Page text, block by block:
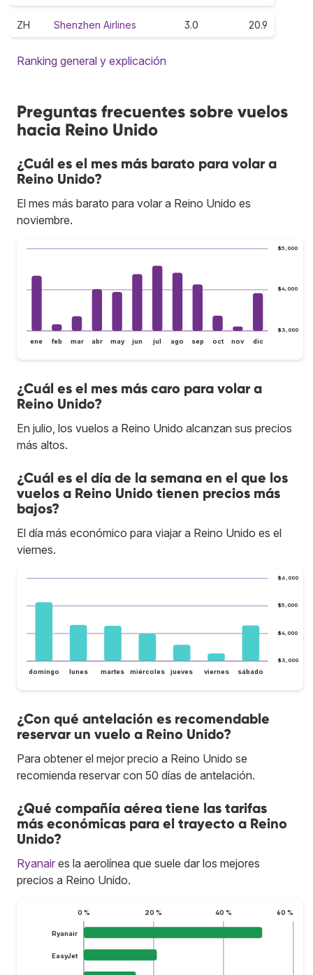
ZH Shenzhen Airlines 3.0 20.9
Ranking general y explicación
Preguntas frecuentes sobre vuelos
hacia Reino Unido
¿Cuál es el mes más barato para volar a
Reino Unido?
El mes más barato para volar a Reino Unido es
noviembre.
$3,000
$4,000
$5,000
ene feb mar abr may jun jul ago sep oct nov dic
¿Cuál es el mes más caro para volar a
Reino Unido?
En julio, los vuelos a Reino Unido alcanzan sus precios
más altos.
¿Cuál es el día de la semana en el que los
vuelos a Reino Unido tienen precios más
bajos?
El día más económico para viajar a Reino Unido es el
viernes.
$3,000
$4,000
$5,000
$6,000
domingo lunes martes miércoles jueves viernes sábado
¿Con qué antelación es recomendable
reservar un vuelo a Reino Unido?
Para obtener el mejor precio a Reino Unido se
recomienda reservar con 50 días de antelación.
¿Qué compañía aérea tiene las tarifas
más económicas para el trayecto a Reino
Unido?
Ryanair es la aerolínea que suele dar los mejores
precios a Reino Unido.
0 % 20 % 40 % 60 %
Ryanair
EasyJet